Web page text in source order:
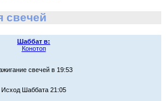
свечей
Шаббат в:
Конотоп
свечей в 19:53
Исход Шаббата 21:05